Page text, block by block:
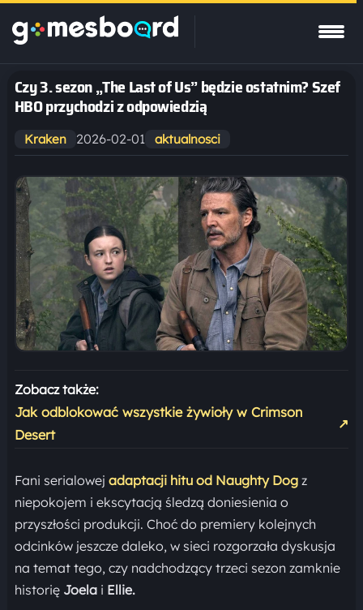
Czy 3. sezon „The Last of Us” będzie ostatnim? Szef
HBO przychodzi z odpowiedzią
Kraken 2026-02-01 aktualnosci
Zobacz także:
Jak odblokować wszystkie żywioły w Crimson
Desert
↗
Fani serialowej adaptacji hitu od Naughty Dogz
niepokojem i ekscytacją śledzą doniesienia o
przyszłości produkcji. Choć do premiery kolejnych
odcinków jeszcze daleko, w sieci rozgorzała dyskusja
na temat tego, czy nadchodzący trzeci sezon zamknie
historię Joela i Ellie.